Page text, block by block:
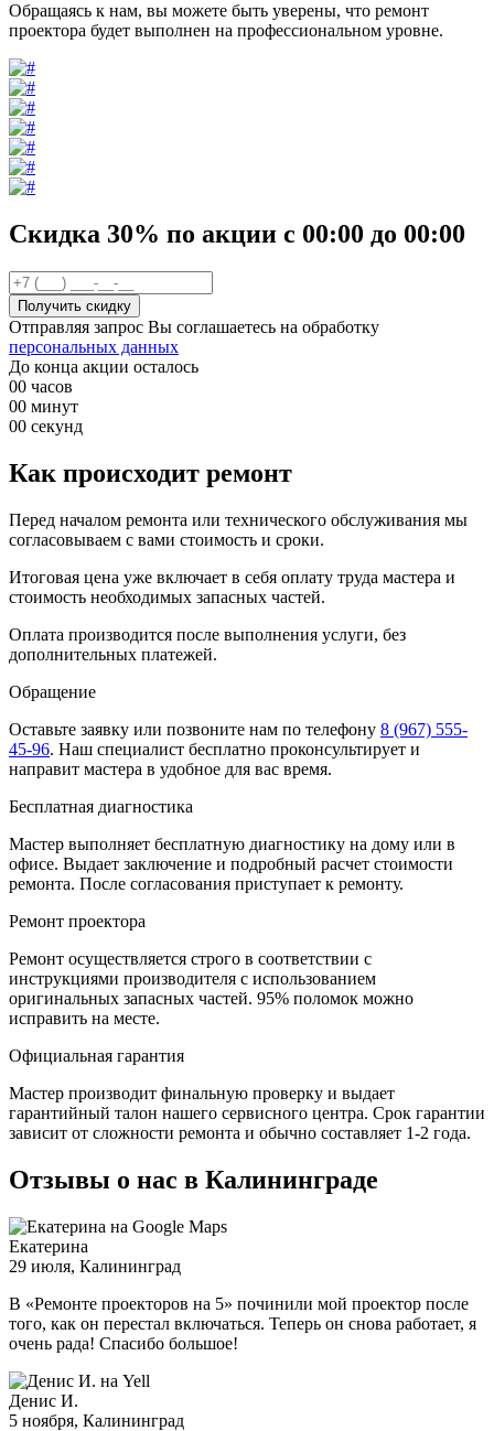
Обращаясь к нам, вы можете быть уверены, что ремонт
проектора будет выполнен на профессиональном уровне.
Скидка 30% по акции с 00:00 до 00:00
Отправляя запрос Вы соглашаетесь на обработку
персональных данных
До конца акции осталось
00 часов
00 минут
00 секунд
Как происходит ремонт
Перед началом ремонта или технического обслуживания мы
согласовываем с вами стоимость и сроки.
Итоговая цена уже включает в себя оплату труда мастера и
стоимость необходимых запасных частей.
Оплата производится после выполнения услуги, без
дополнительных платежей.
Обращение
Оставьте заявку или позвоните нам по телефону 8 (967) 555-
45-96. Наш специалист бесплатно проконсультирует и
направит мастера в удобное для вас время.
Бесплатная диагностика
Мастер выполняет бесплатную диагностику на дому или в
офисе. Выдает заключение и подробный расчет стоимости
ремонта. После согласования приступает к ремонту.
Ремонт проектора
Ремонт осуществляется строго в соответствии с
инструкциями производителя с использованием
оригинальных запасных частей. 95% поломок можно
исправить на месте.
Официальная гарантия
Мастер производит финальную проверку и выдает
гарантийный талон нашего сервисного центра. Срок гарантии
зависит от сложности ремонта и обычно составляет 1-2 года.
Отзывы о нас в Калининграде
Екатерина
29 июля, Калининград
В «Ремонте проекторов на 5» починили мой проектор после
того, как он перестал включаться. Теперь он снова работает, я
очень рада! Спасибо большое!
Денис И.
5 ноября, Калининград